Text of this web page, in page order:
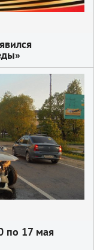
по 17 мая